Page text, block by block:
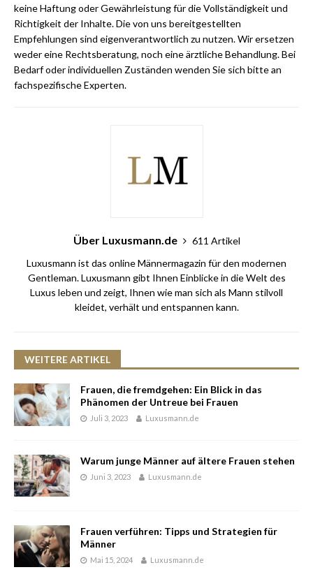
keine Haftung oder Gewährleistung für die Vollständigkeit und
Richtigkeit der Inhalte. Die von uns bereitgestellten
Empfehlungen sind eigenverantwortlich zu nutzen. Wir ersetzen
weder eine Rechtsberatung, noch eine ärztliche Behandlung. Bei
Bedarf oder individuellen Zuständen wenden Sie sich bitte an
fachspezifische Experten.
Über Luxusmann.de
611 Artikel
Luxusmann ist das online Männermagazin für den modernen
Gentleman. Luxusmann gibt Ihnen Einblicke in die Welt des
Luxus leben und zeigt, Ihnen wie man sich als Mann stilvoll
kleidet, verhält und entspannen kann.
WEITERE ARTIKEL
Frauen, die fremdgehen: Ein Blick in das
Phänomen der Untreue bei Frauen
Juli 3, 2023 Luxusmann.de
Warum junge Männer auf ältere Frauen stehen
Juni 3, 2023 Luxusmann.de
Frauen verführen: Tipps und Strategien für
Männer
Mai 15, 2024 Luxusmann.de